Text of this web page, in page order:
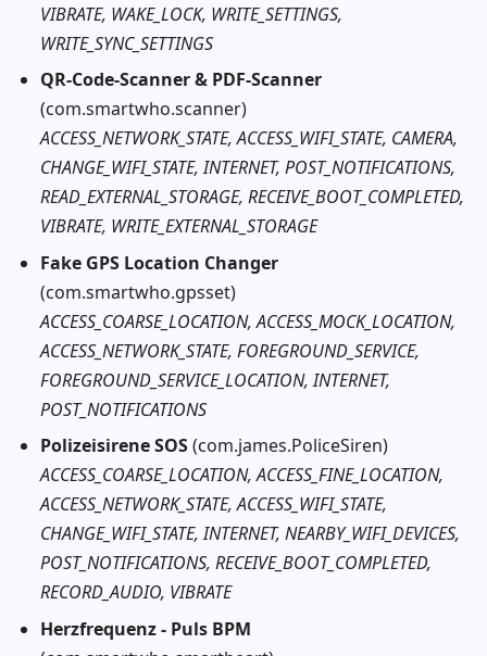
VIBRATE, WAKE_LOCK, WRITE_SETTINGS,
WRITE_SYNC_SETTINGS
QR-Code-Scanner & PDF-Scanner
(com.smartwho.scanner)
ACCESS_NETWORK_STATE, ACCESS_WIFI_STATE, CAMERA,
CHANGE_WIFI_STATE, INTERNET, POST_NOTIFICATIONS,
READ_EXTERNAL_STORAGE, RECEIVE_BOOT_COMPLETED,
VIBRATE, WRITE_EXTERNAL_STORAGE
Fake GPS Location Changer
(com.smartwho.gpsset)
ACCESS_COARSE_LOCATION, ACCESS_MOCK_LOCATION,
ACCESS_NETWORK_STATE, FOREGROUND_SERVICE,
FOREGROUND_SERVICE_LOCATION, INTERNET,
POST_NOTIFICATIONS
Polizeisirene SOS(com.james.PoliceSiren)
ACCESS_COARSE_LOCATION, ACCESS_FINE_LOCATION,
ACCESS_NETWORK_STATE, ACCESS_WIFI_STATE,
CHANGE_WIFI_STATE, INTERNET, NEARBY_WIFI_DEVICES,
POST_NOTIFICATIONS, RECEIVE_BOOT_COMPLETED,
RECORD_AUDIO, VIBRATE
Herzfrequenz - Puls BPM